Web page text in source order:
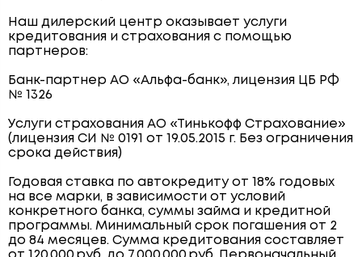
Наш дилерский центр оказывает услуги
кредитования и страхования с помощью
партнеров:
Банк-партнер АО «Альфа-банк», лицензия ЦБ РФ
№ 1326
Услуги страхования АО «Тинькофф Страхование»
(лицензия СИ № 0191 от 19.05.2015 г. Без ограничения
срока действия)
Годовая ставка по автокредиту от 18% годовых
на все марки, в зависимости от условий
конкретного банка, суммы займа и кредитной
программы. Минимальный срок погашения от 2
до 84 месяцев. Сумма кредитования составляет